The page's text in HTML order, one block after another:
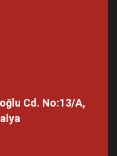
Cd. No:13/A,